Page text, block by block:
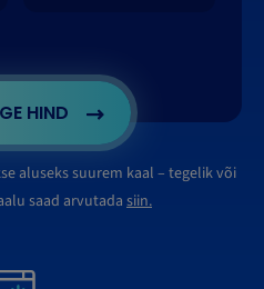
HIND
aluseks suurem kaal – tegelik või
saad arvutada siin.